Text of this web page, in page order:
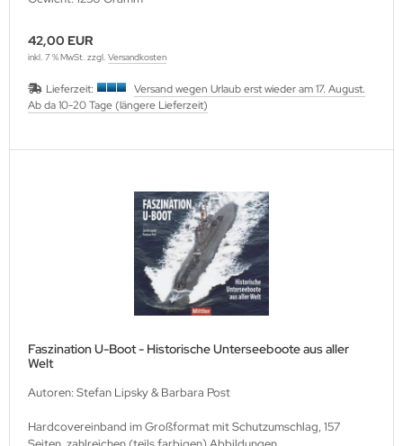
42,00 EUR
inkl. 7 % MwSt. zzgl. Versandkosten
Lieferzeit:
Versand wegen Urlaub erst wieder am 17. August.
Ab da 10-20 Tage (längere Lieferzeit)
Faszination U-Boot - Historische Unterseeboote aus aller
Welt
Autoren: Stefan Lipsky & Barbara Post
Hardcovereinband im Großformat mit Schutzumschlag, 157